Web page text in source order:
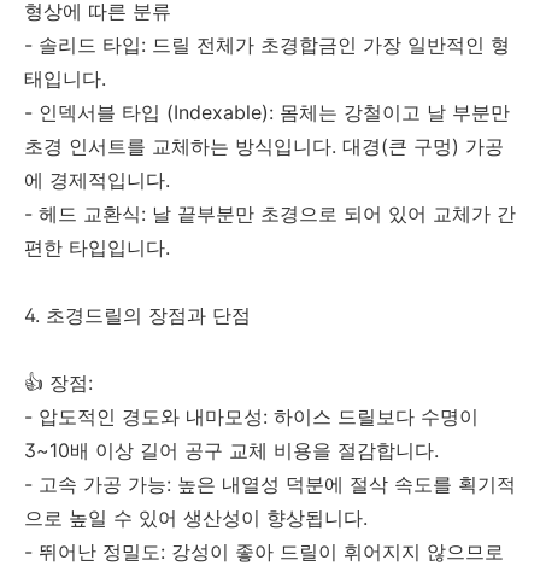
형상에 따른 분류
- 솔리드 타입: 드릴 전체가 초경합금인 가장 일반적인 형
태입니다.
- 인덱서블 타입 (Indexable): 몸체는 강철이고 날 부분만
초경 인서트를 교체하는 방식입니다. 대경(큰 구멍) 가공
에 경제적입니다.
- 헤드 교환식: 날 끝부분만 초경으로 되어 있어 교체가 간
편한 타입입니다.
4. 초경드릴의 장점과 단점
👍 장점:
- 압도적인 경도와 내마모성: 하이스 드릴보다 수명이
3~10배 이상 길어 공구 교체 비용을 절감합니다.
- 고속 가공 가능: 높은 내열성 덕분에 절삭 속도를 획기적
으로 높일 수 있어 생산성이 향상됩니다.
- 뛰어난 정밀도: 강성이 좋아 드릴이 휘어지지 않으므로